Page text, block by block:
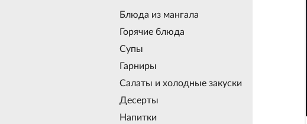
Блюда из мангала
Горячие блюда
Супы
Гарниры
Салаты и холодные закуски
Десерты
Напитки